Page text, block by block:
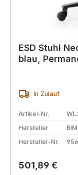
ESD Stuhl
blau,
In Zulauf
Artikel-Nr.
Hersteller
Hersteller-Nr.
Regulärer Preis:
501,89 €